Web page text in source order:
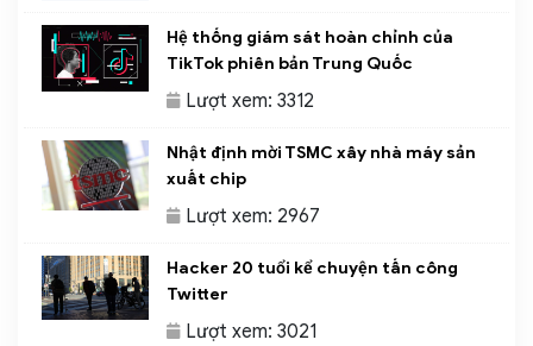
Hệ thống giám sát hoàn chỉnh của
TikTok phiên bản Trung Quốc
Lượt xem: 3312
Nhật định mời TSMC xây nhà máy sản
xuất chip
Lượt xem: 2967
Hacker 20 tuổi kể chuyện tấn công
Twitter
Lượt xem: 3021